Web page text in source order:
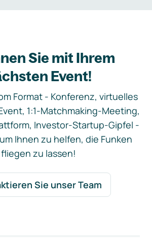
Sie mit Ihrem
Event!
Format - Konferenz, virtuelles
1:1-Matchmaking-Meeting,
Investor-Startup-Gipfel -
Ihnen zu helfen, die Funken
fliegen zu lassen!
Sie unser Team